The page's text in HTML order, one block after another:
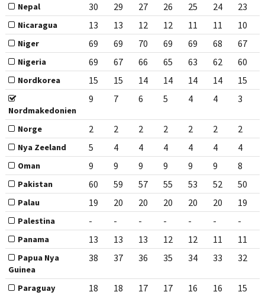
Nepal 30 29 27 26 25 24 23
Nicaragua 13 13 12 12 11 11 10
Niger 69 69 70 69 69 68 67
Nigeria 69 67 66 65 63 62 60
Nordkorea 15 15 14 14 14 14 15
Nordmakedonien
9 7 6 5 4 4 3
Norge 2 2 2 2 2 2 2
Nya Zeeland 5 4 4 4 4 4 4
Oman 9 9 9 9 9 9 8
Pakistan 60 59 57 55 53 52 50
Palau 19 20 20 20 20 20 19
Palestina - - - - - - -
Panama 13 13 13 12 12 11 11
Papua Nya
Guinea
38 37 36 35 34 33 32
Paraguay 18 18 17 17 16 16 15